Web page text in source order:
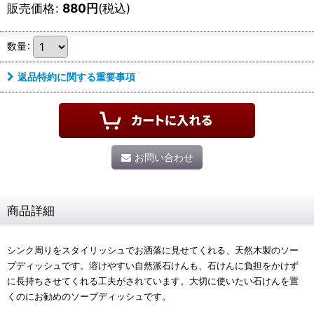
販売価格: 880円(税込)
数量:
返品特約に関する重要事項
お問い合わせ
商品詳細
シンク周りをスタイリッシュでお洒落に見せてくれる、天然木製のソー
プディッシュです。溶けやすい自然派石けんも、石けんに負担をかけず
に長持ちさせてくれる工夫がされています。大切に使いたい石けんを置
くのにお勧めのソープディッシュです。